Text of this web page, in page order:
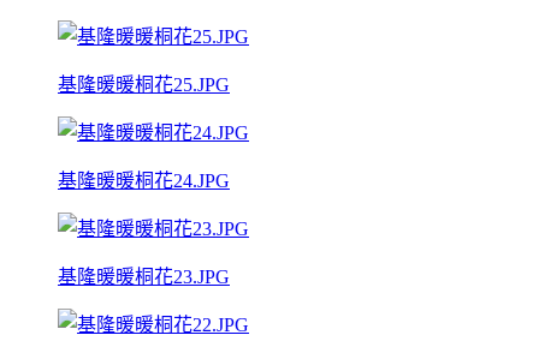
基隆暖暖桐花25.JPG
基隆暖暖桐花24.JPG
基隆暖暖桐花23.JPG